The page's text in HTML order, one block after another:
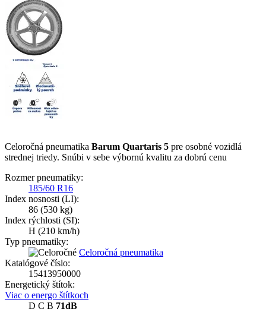
Celoročná pneumatika Barum Quartaris 5 pre osobné vozidlá
strednej triedy. Snúbi v sebe výbornú kvalitu za dobrú cenu
Rozmer pneumatiky:
185/60 R16
Index nosnosti (LI):
86 (530 kg)
Index rýchlosti (SI):
H (210 km/h)
Typ pneumatiky:
Celoročná pneumatika
Katalógové číslo:
15413950000
Energetický štítok:
Viac o energo štítkoch
D C B 71dB